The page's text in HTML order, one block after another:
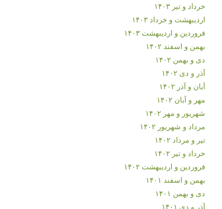
خرداد و تیر ۱۴۰۳
اردیبهشت و خرداد ۱۴۰۳
فروردین و اردیبهشت ۱۴۰۳
بهمن و اسفند ۱۴۰۲
دی و بهمن ۱۴۰۲
آذر و دی ۱۴۰۲
آبان و آذر ۱۴۰۲
مهر و آبان ۱۴۰۲
شهریور و مهر ۱۴۰۲
مرداد و شهریور ۱۴۰۲
تیر و مرداد ۱۴۰۲
خرداد و تیر ۱۴۰۲
فروردین و اردیبهشت ۱۴۰۲
بهمن و اسفند ۱۴۰۱
دی و بهمن ۱۴۰۱
آذر و دی ۱۴۰۱